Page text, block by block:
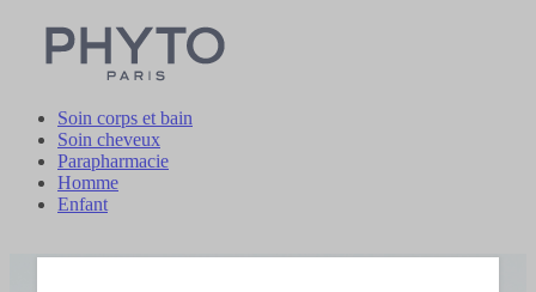
Soin corps et bain
Soin cheveux
Parapharmacie
Homme
Enfant